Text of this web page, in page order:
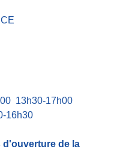
13h30-17h00
16h30
d'ouverture de la